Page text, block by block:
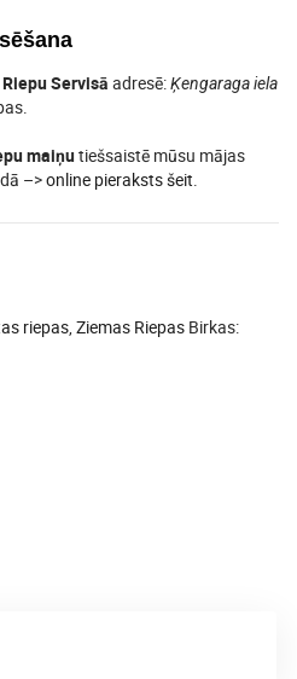
Riepu Servisā adresē:Ķengaraga iela
maiņutiešsaistē mūsu mājas
–>online pieraksts šeit.
riepas, Ziemas Riepas Birkas: